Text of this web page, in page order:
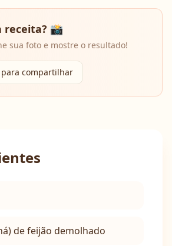
receita? 📸
sua foto e mostre o resultado!
para compartilhar
de feijão demolhado